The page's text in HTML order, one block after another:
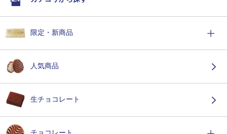
限定・新商品
人気商品
生チョコレート